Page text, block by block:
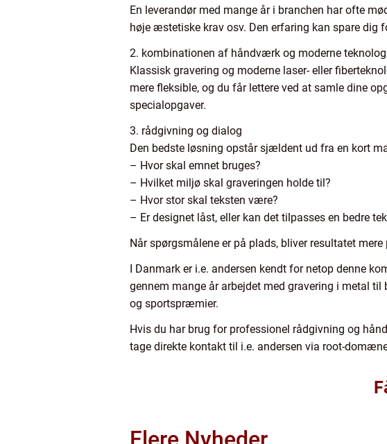
En leverandør med mange år i branchen har ofte
høje æstetiske krav osv. Den erfaring kan spare dig
2. kombinationen af håndværk og moderne
Klassisk gravering og moderne laser- eller
mere fleksible, og du får lettere ved at samle dine
specialopgaver.
3. rådgivning og dialog
Den bedste løsning opstår sjældent ud fra en kort
– Hvor skal emnet bruges?
– Hvilket miljø skal graveringen holde til?
– Hvor stor skal teksten være?
– Er designet låst, eller kan det tilpasses en bedre
Når spørgsmålene er på plads, bliver resultatet
I Danmark er i.e. andersen kendt for netop denne
gennem mange år arbejdet med gravering i metal
og sportspræmier.
Hvis du har brug for professionel rådgivning og
tage direkte kontakt til i.e. andersen via root-